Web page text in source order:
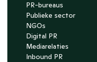
PR-bureaus
Publieke sector
NGOs
Digital PR
Mediarelaties
Inbound PR